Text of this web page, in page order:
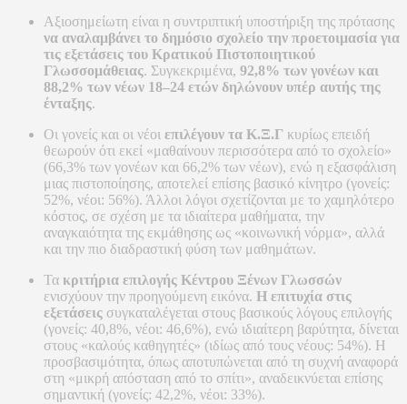
Αξιοσημείωτη είναι η συντριπτική υποστήριξη της πρότασης
να αναλαμβάνει το δημόσιο σχολείο την προετοιμασία για
τις εξετάσεις του Κρατικού Πιστοποιητικού
Γλωσσομάθειας. Συγκεκριμένα, 92,8% των γονέων και
88,2% των νέων 18–24 ετών δηλώνουν υπέρ αυτής της
ένταξης.
Οι γονείς και οι νέοι επιλέγουν τα Κ.Ξ.Γ κυρίως επειδή
θεωρούν ότι εκεί «μαθαίνουν περισσότερα από το σχολείο»
(66,3% των γονέων και 66,2% των νέων), ενώ η εξασφάλιση
μιας πιστοποίησης, αποτελεί επίσης βασικό κίνητρο (γονείς:
52%, νέοι: 56%). Άλλοι λόγοι σχετίζονται με το χαμηλότερο
κόστος, σε σχέση με τα ιδιαίτερα μαθήματα, την
αναγκαιότητα της εκμάθησης ως «κοινωνική νόρμα», αλλά
και την πιο διαδραστική φύση των μαθημάτων.
Τα κριτήρια επιλογής Κέντρου Ξένων Γλωσσών
ενισχύουν την προηγούμενη εικόνα. Η επιτυχία στις
εξετάσεις συγκαταλέγεται στους βασικούς λόγους επιλογής
(γονείς: 40,8%, νέοι: 46,6%), ενώ ιδιαίτερη βαρύτητα, δίνεται
στους «καλούς καθηγητές» (ιδίως από τους νέους: 54%). Η
προσβασιμότητα, όπως αποτυπώνεται από τη συχνή αναφορά
στη «μικρή απόσταση από το σπίτι», αναδεικνύεται επίσης
σημαντική (γονείς: 42,2%, νέοι: 33%).